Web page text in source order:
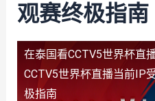
观赛终极指南
在泰国看CCTV5世界杯直
CCTV5世界杯直播当前IP
极指南